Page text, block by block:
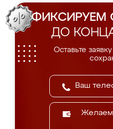
ФИКСИРУЕМ
ДО
Оставьте